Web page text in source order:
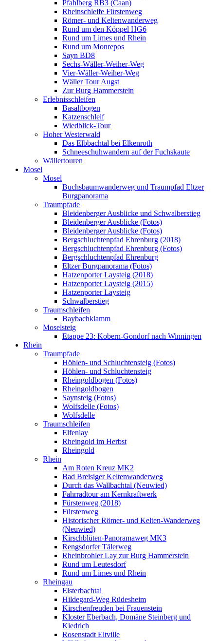
Pfahlberg RB3 (Caan)
Rheinschleife Fürstenweg
Römer- und Keltenwanderweg
Rund um den Köppel HG6
Rund um Limes und Rhein
Rund um Monrepos
Sayn BD8
Sechs-Wäller-Weiher-Weg
Vier-Wäller-Weiher-Weg
Wäller Tour Augst
Zur Burg Hammerstein
Erlebnisschleifen
Basaltbogen
Katzenschleif
Wiedblick-Tour
Hoher Westerwald
Das Elbbachtal bei Elkenroth
Schneeschuhwandern auf der Fuchskaute
Wällertouren
Mosel
Mosel
Buchsbaumwanderweg und Traumpfad Eltzer
Burgpanorama
Traumpfade
Bleidenberger Ausblicke und Schwalberstieg
Bleidenberger Ausblicke (Fotos)
Bleidenberger Ausblicke (Fotos)
Bergschluchtenpfad Ehrenburg (2018)
Bergschluchtenpfad Ehrenburg (Fotos)
Bergschluchtenpfad Ehrenburg
Eltzer Burgpanorama (Fotos)
Hatzenporter Laysteig (2018)
Hatzenporter Laysteig (2015)
Hatzenporter Laysteig
Schwalberstieg
Traumschleifen
Baybachklamm
Moselsteig
Etappe 23: Kobern-Gondorf nach Winningen
Rhein
Traumpfade
Höhlen- und Schluchtensteig (Fotos)
Höhlen- und Schluchtensteig
Rheingoldbogen (Fotos)
Rheingoldbogen
Saynsteig (Fotos)
Wolfsdelle (Fotos)
Wolfsdelle
Traumschleifen
Elfenlay
Rheingold im Herbst
Rheingold
Rhein
Am Roten Kreuz MK2
Bad Breisiger Keltenwanderweg
Durch das Wallbachtal (Neuwied)
Fahrradtour am Kernkraftwerk
Fürstenweg (2018)
Fürstenweg
Historischer Römer- und Kelten-Wanderweg
(Neuwied)
Kirschblüten-Panoramaweg MK3
Rengsdorfer Tälerweg
Rheinbrohler Lay zur Burg Hammerstein
Rund um Leutesdorf
Rund um Limes und Rhein
Rheingau
Elsterbachtal
Hildegard-Weg Rüdesheim
Kirschenfreuden bei Frauenstein
Kloster Eberbach, Domäne Steinberg und
Kiedrich
Rosenstadt Eltville